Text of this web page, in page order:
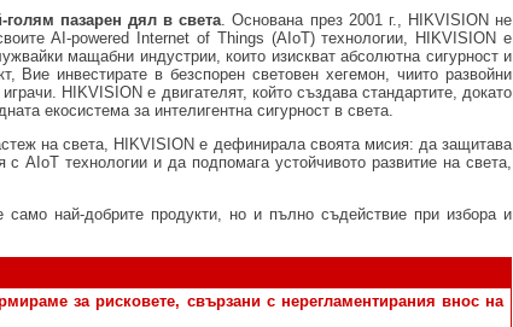
пазарен дял в света . Основана през 2001 г., HIKVISION не
AI-powered Internet of Things (AIoT) технологии, HIKVISION е
мащабни индустрии, които изискват абсолютна сигурност и
Вие инвестирате в безспорен световен хегемон, чиито развойни
HIKVISION е двигателят, който създава стандартите, докато
екосистема за интелигентна сигурност в света.
на света, HIKVISION е дефинирала своята мисия: да защитава
AIoT технологии и да подпомага устойчивото развитие на света,
само най-добрите продукти, но и пълно съдействие при избора и
за рисковете, свързани с нерегламентирания внос на